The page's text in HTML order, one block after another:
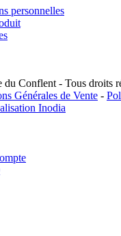
personnelles
Conflent - Tous droits
Générales de Vente -
Inodia